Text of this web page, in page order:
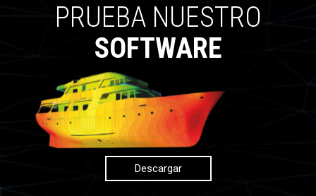
PRUEBA NUESTRO
SOFTWARE
Descargar